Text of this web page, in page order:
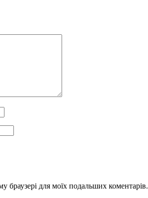
браузері для моїх подальших коментарів.